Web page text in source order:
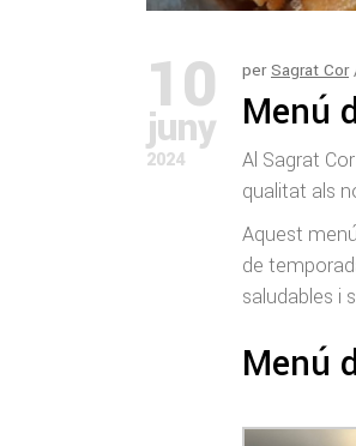
10
juny
2024
perSagrat Cor
Menú
Al Sagrat
qualitat als
Aquest
de
saludables i
Menú